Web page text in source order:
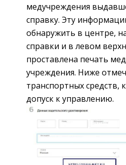
медучреждения
справку. Эту
обнаружить в центре,
справки и в левом
проставлена печать
учреждения. Ниже
транспортных средств,
допуск к управлению.